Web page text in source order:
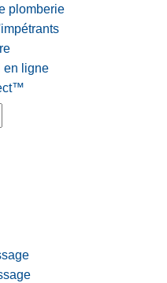
plomberie
en ligne